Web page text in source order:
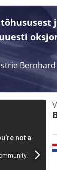
Bernhard